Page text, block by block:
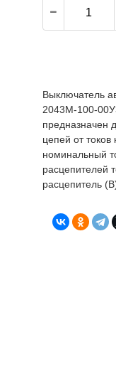
А
Поставка опор
качественную
Всё прошло хорошо.
за ответственный
вежливое обращение!
Выключатель
2043М-100-
предназначен
цепей от токов
номинальный
расцепителей
расцепитель